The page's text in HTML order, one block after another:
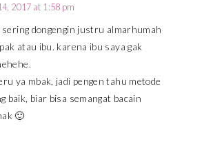
2017 at 1:58 pm
dongengin justru almarhumah
atau ibu. karena ibu saya gak
ya mbak, jadi pengen tahu metode
baik, biar bisa semangat bacain
🙂